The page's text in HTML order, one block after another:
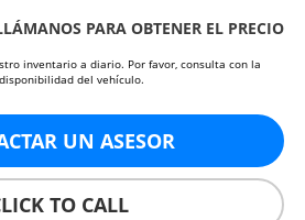
PARA OBTENER EL PRECIO
inventario a diario. Por favor, consulta con la
del vehículo.
UN ASESOR
TO CALL